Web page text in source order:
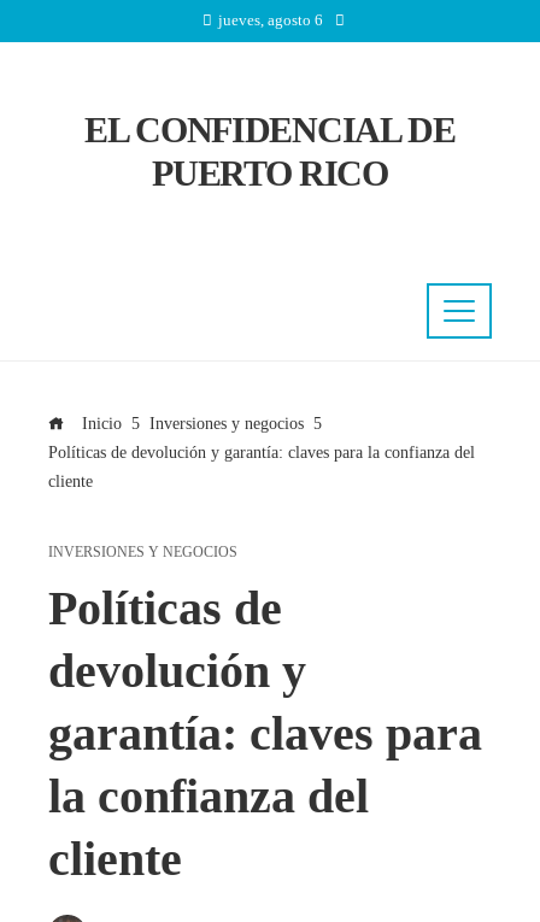
jueves, agosto 6
EL CONFIDENCIAL DE
PUERTO RICO
Inicio
Inversiones y negocios
Políticas de devolución y garantía: claves para la confianza del
cliente
INVERSIONES Y NEGOCIOS
Políticas de
devolución y
garantía: claves para
la confianza del
cliente